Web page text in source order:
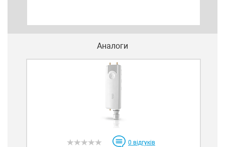
Аналоги
0 відгуків